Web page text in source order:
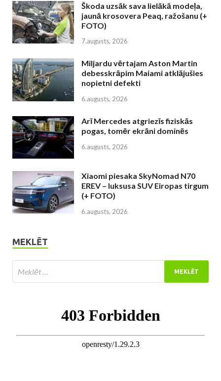
Škoda uzsāk sava lielākā modeļa,
jaunā krosovera Peaq, ražošanu (+
FOTO)
7.augusts, 2026
Miljardu vērtajam Aston Martin
debesskrāpim Maiami atklājušies
nopietni defekti
6.augusts, 2026
Arī Mercedes atgriezīs fiziskās
pogas, tomēr ekrāni dominēs
6.augusts, 2026
Xiaomi piesaka SkyNomad N70
EREV – luksusa SUV Eiropas tirgum
(+ FOTO)
6.augusts, 2026
MEKLĒT